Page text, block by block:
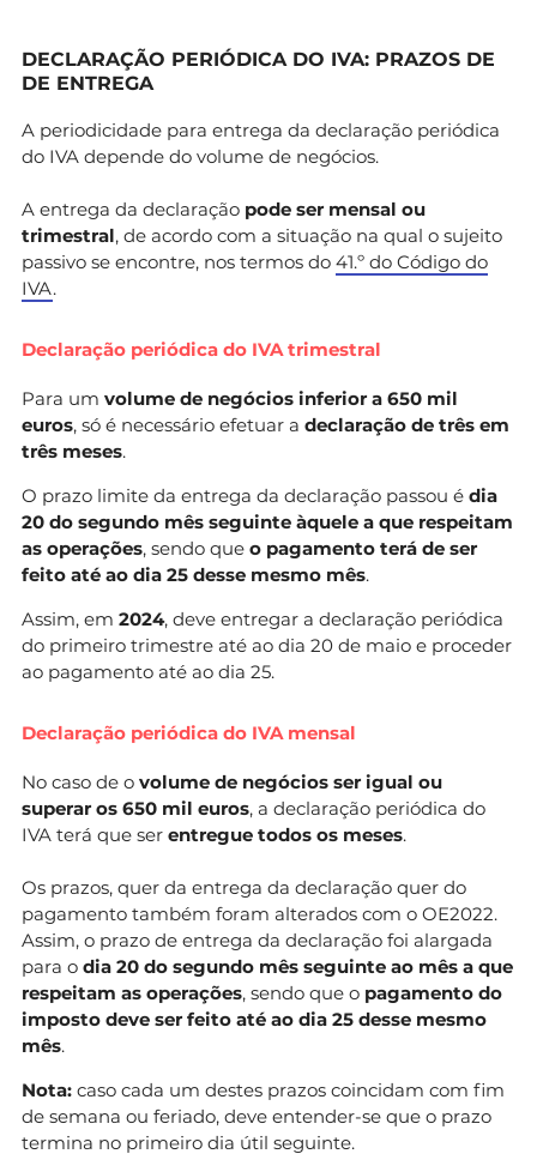
DECLARAÇÃO PERIÓDICA DO IVA: PRAZOS DE
DE ENTREGA
A periodicidade para entrega da declaração periódica
do IVA depende do volume de negócios.
A entrega da declaração pode ser mensal ou
trimestral, de acordo com a situação na qual o sujeito
passivo se encontre, nos termos do 41.º do Código do
IVA.
Declaração periódica do IVA trimestral
Para um volume de negócios inferior a 650 mil
euros, só é necessário efetuar a declaração de três em
três meses.
O prazo limite da entrega da declaração passou é dia
20 do segundo mês seguinte àquele a que respeitam
as operações, sendo que o pagamento terá de ser
feito até ao dia 25 desse mesmo mês.
Assim, em 2024, deve entregar a declaração periódica
do primeiro trimestre até ao dia 20 de maio e proceder
ao pagamento até ao dia 25.
Declaração periódica do IVA mensal
No caso de o volume de negócios ser igual ou
superar os 650 mil euros, a declaração periódica do
IVA terá que ser entregue todos os meses.
Os prazos, quer da entrega da declaração quer do
pagamento também foram alterados com o OE2022.
Assim, o prazo de entrega da declaração foi alargada
para o dia 20 do segundo mês seguinte ao mês a que
respeitam as operações, sendo que o pagamento do
imposto deve ser feito até ao dia 25 desse mesmo
mês.
Nota: caso cada um destes prazos coincidam com fim
de semana ou feriado, deve entender-se que o prazo
termina no primeiro dia útil seguinte.